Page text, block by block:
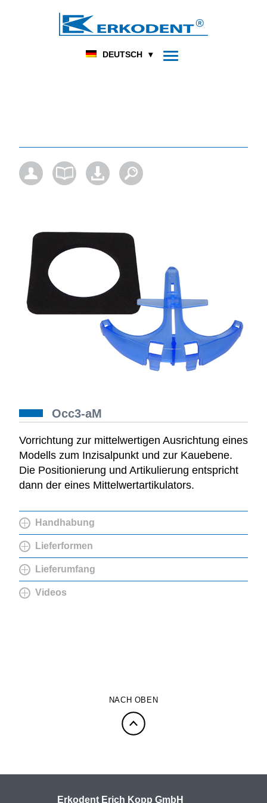
DEUTSCH
DENTAL FUSSORTHOPÄDIE
HOME PRODUKT
Occ3-aM
Vorrichtung zur mittelwertigen Ausrichtung eines
Modells zum Inzisalpunkt und zur Kauebene.
Die Positionierung und Artikulierung entspricht
dann der eines Mittelwertartikulators.
Handhabung
Lieferformen
Lieferumfang
Videos
NACH OBEN
Erkodent Erich Kopp GmbH